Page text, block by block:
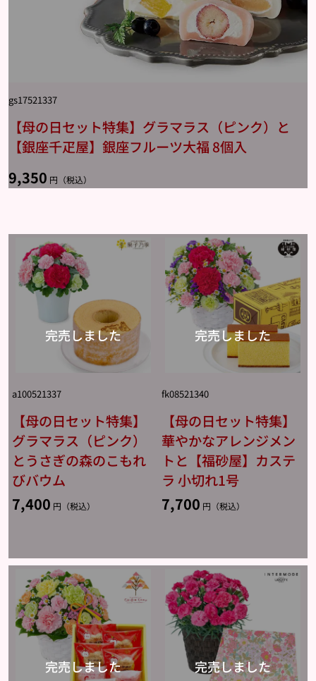
gs17521337
【母の日セット特集】グラマラス（ピンク）と
【銀座千疋屋】銀座フルーツ大福 8個入
9,350 円（税込）
a100521337
【母の日セット特集】
グラマラス（ピンク）
とうさぎの森のこもれ
びバウム
7,400 円（税込）
fk08521340
【母の日セット特集】
華やかなアレンジメン
トと【福砂屋】カステ
ラ 小切れ1号
7,700 円（税込）